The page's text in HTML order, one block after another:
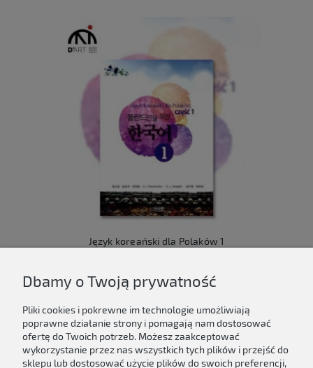
Język koreański dla Polaków 1
Do koszyka
Dbamy o Twoją prywatność
Pliki cookies i pokrewne im technologie umożliwiają
poprawne działanie strony i pomagają nam dostosować
ofertę do Twoich potrzeb. Możesz zaakceptować
wykorzystanie przez nas wszystkich tych plików i przejść do
sklepu lub dostosować użycie plików do swoich preferencji,